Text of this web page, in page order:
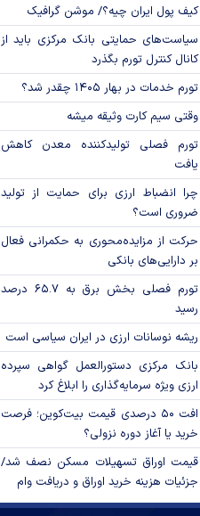
کیف پول ایران چیه؟/ موشن گرافیک
سیاست‌های حمایتی بانک مرکزی باید از
کانال کنترل تورم بگذرد
تورم خدمات در بهار ۱۴۰۵ چقدر شد؟
وقتی سیم کارت وثیقه میشه
تورم فصلی تولیدکننده معدن کاهش
یافت
چرا انضباط ارزی برای حمایت از تولید
ضروری است؟
حرکت از مزایده‌محوری به حکمرانی فعال
بر دارایی‌های بانکی
تورم فصلی بخش برق به ۶۵.۷ درصد
رسید
ریشه نوسانات ارزی در ایران سیاسی است
بانک مرکزی دستورالعمل گواهی سپرده
ارزی ویژه سرمایه‌گذاری را ابلاغ کرد
افت ۵۰ درصدی قیمت بیت‌کوین؛ فرصت
خرید یا آغاز دوره نزولی؟
قیمت اوراق تسهیلات مسکن نصف شد/
جزئیات هزینه خرید اوراق و دریافت وام